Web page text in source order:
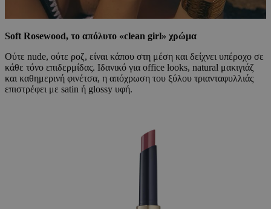
Soft Rosewood, το απόλυτο «clean girl» χρώμα
Ούτε nude, ούτε ροζ, είναι κάπου στη μέση και δείχνει υπέροχο σε
κάθε τόνο επιδερμίδας. Ιδανικό για office looks, natural μακιγιάζ
και καθημερινή φινέτσα, η απόχρωση του ξύλου τριανταφυλλιάς
επιστρέφει με satin ή glossy υφή.